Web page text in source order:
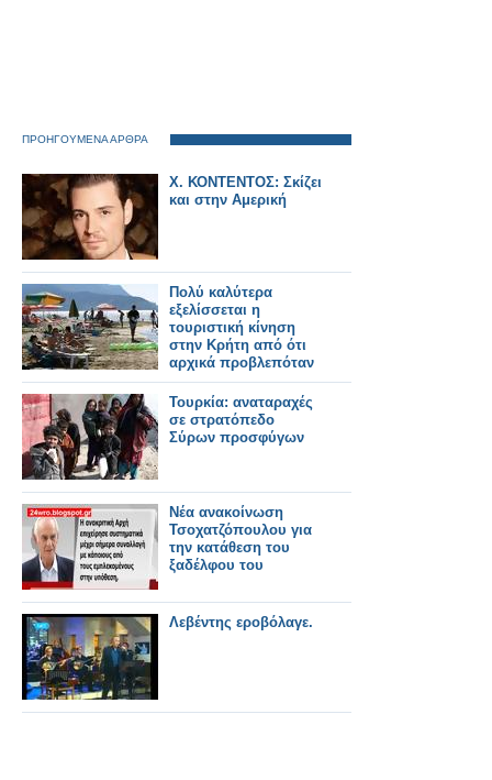
ΠΡΟΗΓΟΥΜΕΝΑ ΑΡΘΡΑ
Χ. ΚΟΝΤΕΝΤΟΣ: Σκίζει
και στην Αμερική
Πολύ καλύτερα
εξελίσσεται η
τουριστική κίνηση
στην Κρήτη από ότι
αρχικά προβλεπόταν
Τουρκία: αναταραχές
σε στρατόπεδο
Σύρων προσφύγων
Νέα ανακοίνωση
Τσοχατζόπουλου για
την κατάθεση του
ξαδέλφου του
Λεβέντης εροβόλαγε.